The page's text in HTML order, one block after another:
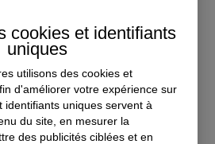
cookies et identifiants
uniques
utilisons des cookies et
d'améliorer votre expérience sur
identifiants uniques servent à
du site, en mesurer la
des publicités ciblées et en